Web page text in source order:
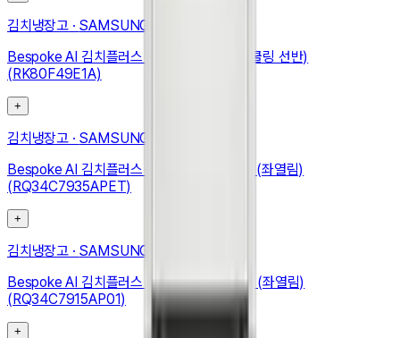
김치냉장고 · SAMSUNG
Bespoke AI 김치플러스 4도어 490L (메탈쿨링 선반)
(RK80F49E1A)
+
김치냉장고 · SAMSUNG
Bespoke AI 김치플러스 1도어 키친핏 347L (좌열림)
(RQ34C7935APET)
+
김치냉장고 · SAMSUNG
Bespoke AI 김치플러스 1도어 키친핏 348L (좌열림)
(RQ34C7915AP01)
+